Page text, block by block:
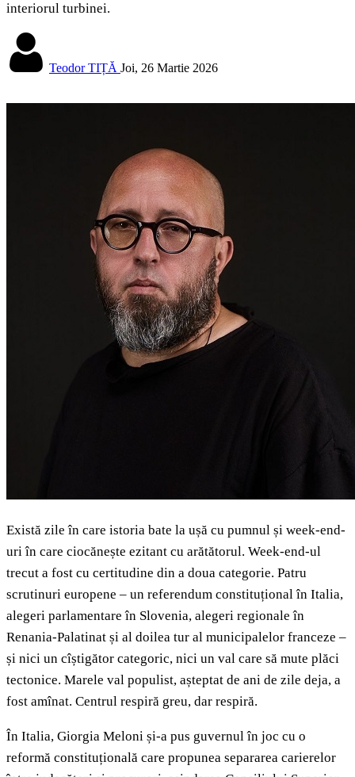
interiorul turbinei.
Teodor TIȚĂ Joi, 26 Martie 2026
Există zile în care istoria bate la ușă cu pumnul și week-end-
uri în care ciocănește ezitant cu arătătorul. Week-end-ul
trecut a fost cu certitudine din a doua categorie. Patru
scrutinuri europene – un referendum constituțional în Italia,
alegeri parlamentare în Slovenia, alegeri regionale în
Renania-Palatinat și al doilea tur al municipalelor franceze –
și nici un cîștigător categoric, nici un val care să mute plăci
tectonice. Marele val populist, așteptat de ani de zile deja, a
fost amînat. Centrul respiră greu, dar respiră.
În Italia, Giorgia Meloni și-a pus guvernul în joc cu o
reformă constituțională care propunea separarea carierelor